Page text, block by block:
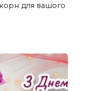
для вашого